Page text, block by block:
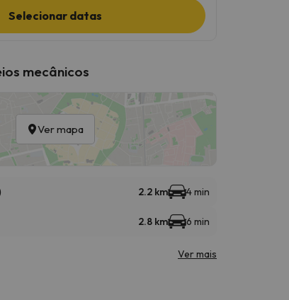
Selecionar datas
mecânicos
Ver mapa
2.2 km 4 min
2.8 km 6 min
Ver mais